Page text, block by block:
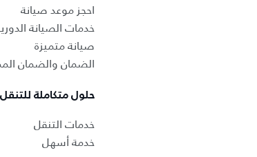
احجز موعد صيانة
خدمات الصيانة
صيانة متميزة
الضمان والضمان
حلول متكاملة للتنقل
خدمات التنقل
خدمة أسهل